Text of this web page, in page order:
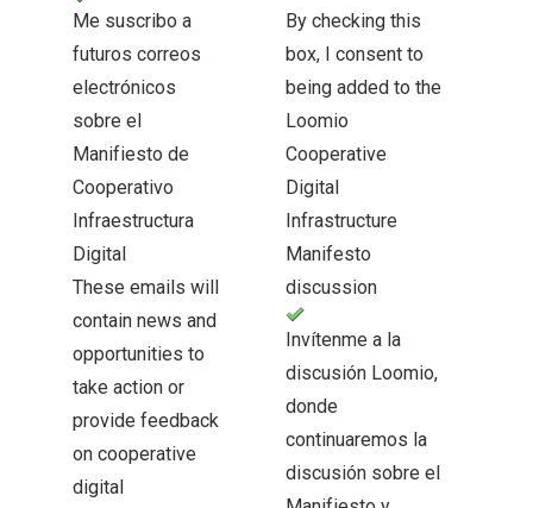
Me suscribo a
futuros correos
electrónicos
sobre el
Manifiesto de
Cooperativo
Infraestructura
Digital
These emails will
contain news and
opportunities to
take action or
provide feedback
on cooperative
digital
By checking this
box, I consent to
being added to the
Loomio
Cooperative
Digital
Infrastructure
Manifesto
discussion
Invítenme a la
discusión Loomio,
donde
continuaremos la
discusión sobre el